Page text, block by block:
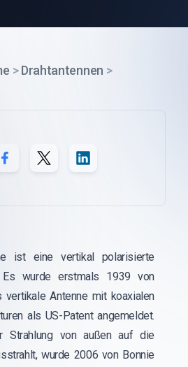
> Drahtantennen >
ist eine vertikal polarisierte
Es wurde erstmals 1939 von
vertikale Antenne mit koaxialen
als US-Patent angemeldet.
Strahlung von außen auf die
wurde 2006 von Bonnie